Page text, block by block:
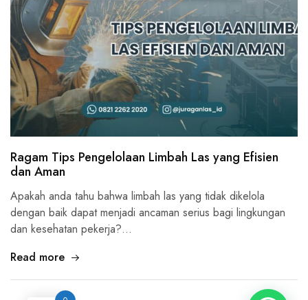
Ragam Tips Pengelolaan Limbah Las yang Efisien
dan Aman
Apakah anda tahu bahwa limbah las yang tidak dikelola
dengan baik dapat menjadi ancaman serius bagi lingkungan
dan kesehatan pekerja?…
Read more